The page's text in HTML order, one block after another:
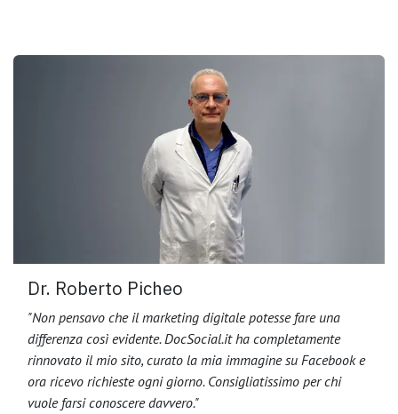
Dr. Roberto Picheo
"Non pensavo che il marketing digitale potesse fare una
differenza così evidente. DocSocial.it ha completamente
rinnovato il mio sito, curato la mia immagine su Facebook e
ora ricevo richieste ogni giorno. Consigliatissimo per chi
vuole farsi conoscere davvero."